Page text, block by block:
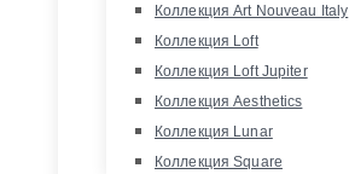
Коллекция Art Nouveau Italy
Коллекция Loft
Коллекция Loft Jupiter
Коллекция Aesthetics
Коллекция Lunar
Коллекция Square